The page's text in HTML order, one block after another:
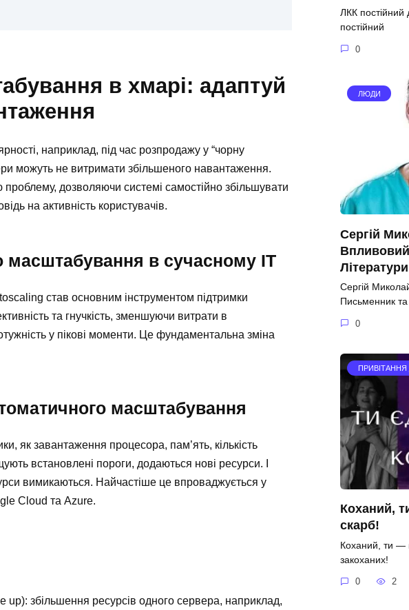
в хмарі: адаптуй
наприклад, під час розпродажу у “чорну
можуть не витримати збільшеного навантаження.
дозволяючи системі самостійно збільшувати
на активність користувачів.
масштабування в сучасному ІТ
став основним інструментом підтримки
та гнучкість, зменшуючи витрати в
у пікові моменти. Це фундаментальна зміна
масштабування
як завантаження процесора, пам’ять, кількість
встановлені пороги, додаються нові ресурси. І
вимикаються. Найчастіше це впроваджується у
Cloud та Azure.
up): збільшення ресурсів одного сервера, наприклад,
ЛКК
постійний
0
ЛЮДИ
Сергій
Сергій
Письменник
0
Коханий,
скарб!
Коханий, ти —
закоханих!
0 2